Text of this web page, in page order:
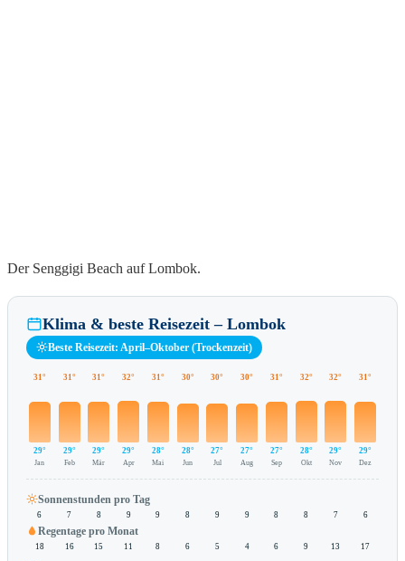
Der Senggigi Beach auf Lombok.
Klima & beste Reisezeit – Lombok
Beste Reisezeit: April–Oktober (Trockenzeit)
31°
29°
Jan
31°
29°
Feb
31°
29°
Mär
32°
29°
Apr
31°
28°
Mai
30°
28°
Jun
30°
27°
Jul
30°
27°
Aug
31°
27°
Sep
32°
28°
Okt
32°
29°
Nov
31°
29°
Dez
Sonnenstunden pro Tag
6 7 8 9 9 8 9 9 8 8 7 6
Regentage pro Monat
18 16 15 11 8 6 5 4 6 9 13 17